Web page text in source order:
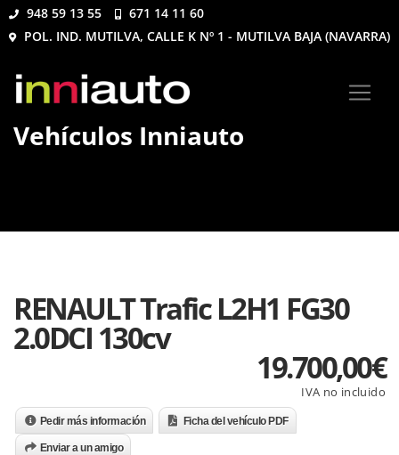
948 59 13 55
671 14 11 60
POL. IND. MUTILVA, CALLE K Nº 1 - MUTILVA BAJA (NAVARRA)
Vehículos Inniauto
RENAULT Trafic L2H1 FG30
2.0DCI 130cv
19.700,00€
Pedir más información Ficha del vehículo PDF
Enviar a un amigo